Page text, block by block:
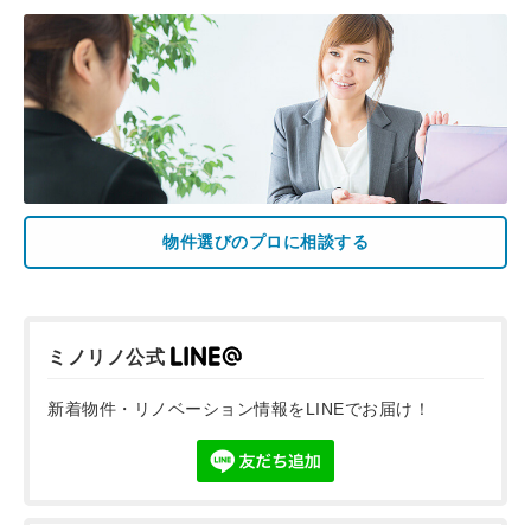
物件選びのプロに相談する
ミノリノ公式
新着物件・リノベーション情報をLINEでお届け！